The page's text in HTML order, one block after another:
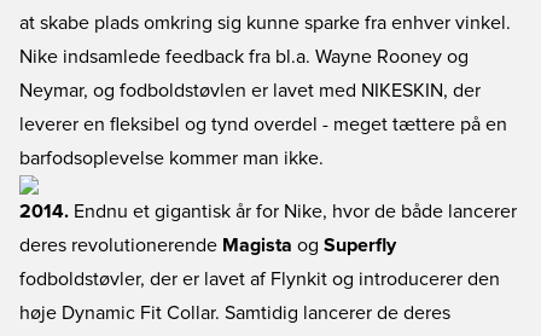
at skabe plads omkring sig kunne sparke fra enhver vinkel.
Nike indsamlede feedback fra bl.a. Wayne Rooney og
Neymar, og fodboldstøvlen er lavet med NIKESKIN, der
leverer en fleksibel og tynd overdel - meget tættere på en
barfodsoplevelse kommer man ikke.
2014. Endnu et gigantisk år for Nike, hvor de både lancerer
deres revolutionerende Magista og Superfly
fodboldstøvler, der er lavet af Flynkit og introducerer den
høje Dynamic Fit Collar. Samtidig lancerer de deres